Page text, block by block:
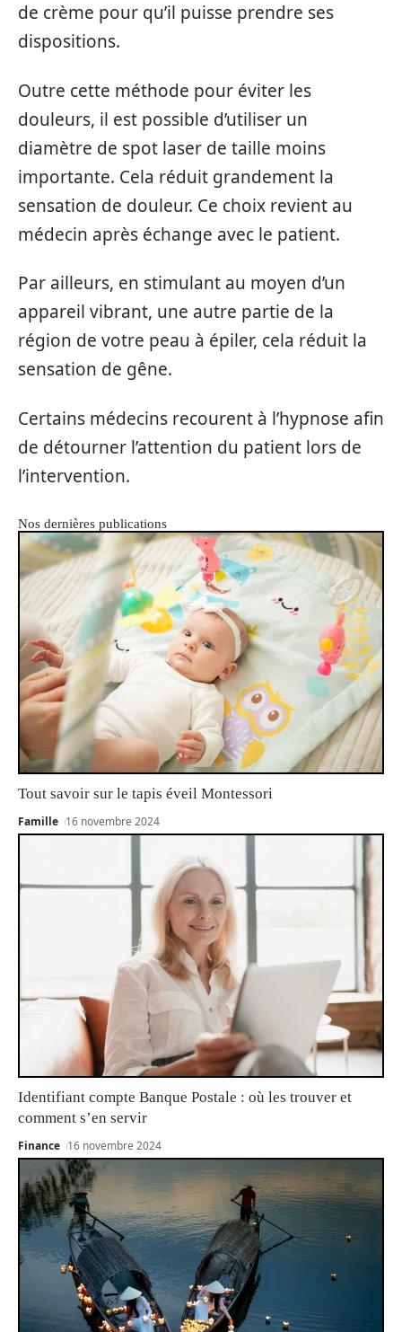
de crème pour qu’il puisse prendre ses
dispositions.
Outre cette méthode pour éviter les
douleurs, il est possible d’utiliser un
diamètre de spot laser de taille moins
importante. Cela réduit grandement la
sensation de douleur. Ce choix revient au
médecin après échange avec le patient.
Par ailleurs, en stimulant au moyen d’un
appareil vibrant, une autre partie de la
région de votre peau à épiler, cela réduit la
sensation de gêne.
Certains médecins recourent à l’hypnose afin
de détourner l’attention du patient lors de
l’intervention.
Nos dernières publications
Tout savoir sur le tapis éveil Montessori
Famille 16 novembre 2024
Identifiant compte Banque Postale : où les trouver et
comment s’en servir
Finance 16 novembre 2024